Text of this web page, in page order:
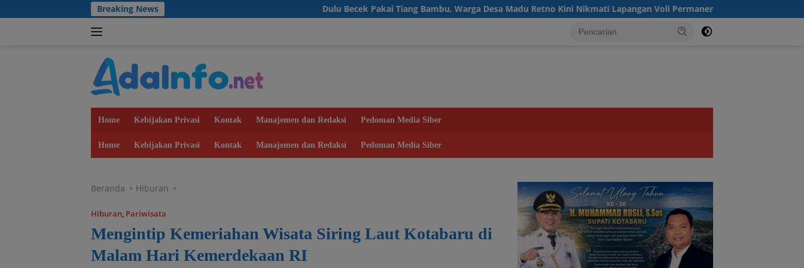
ke
Breaking News Dulu Becek Pakai Tiang Bambu, Warga Desa Madu Retno Kini Nikmati Lapangan Voli Permanen Berkat Program Bupati Tanah Bumbu
Home Kebijakan Privasi Kontak Manajemen dan Redaksi Pedoman Media Siber
Home Kebijakan Privasi Kontak Manajemen dan Redaksi Pedoman Media Siber
Beranda Hiburan
Hiburan, Pariwisata
Mengintip Kemeriahan Wisata Siring Laut Kotabaru di
Malam Hari Kemerdekaan RI